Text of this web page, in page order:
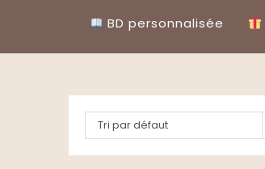
BD personnalisée
Tri par défaut